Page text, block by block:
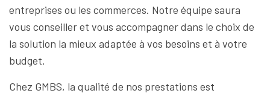
entreprises ou les commerces. Notre équipe saura
vous conseiller et vous accompagner dans le choix de
la solution la mieux adaptée à vos besoins et à votre
budget.
Chez GMBS, la qualité de nos prestations est